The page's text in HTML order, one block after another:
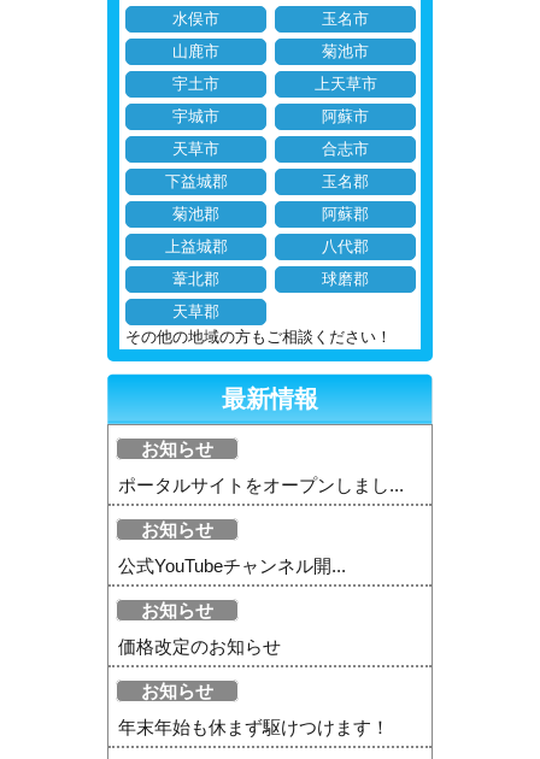
水俣市
玉名市
山鹿市
菊池市
宇土市
上天草市
宇城市
阿蘇市
天草市
合志市
下益城郡
玉名郡
菊池郡
阿蘇郡
上益城郡
八代郡
葦北郡
球磨郡
天草郡
その他の地域の方もご相談ください！
最新情報
お知らせ
ポータルサイトをオープンしまし...
お知らせ
公式YouTubeチャンネル開...
お知らせ
価格改定のお知らせ
お知らせ
年末年始も休まず駆けつけます！